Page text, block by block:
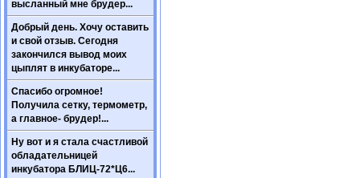
высланный мне брудер...
Добрый день. Хочу оставить
и свой отзыв. Сегодня
закончился вывод моих
цыплят в инкубаторе...
Спасибо огромное!
Получила сетку, термометр,
а главное- брудер!...
Ну вот и я стала счастливой
обладательницей
инкубатора БЛИЦ-72*Ц6...